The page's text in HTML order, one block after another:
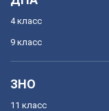
4 класс
9 класс
ЗНО
11 класс